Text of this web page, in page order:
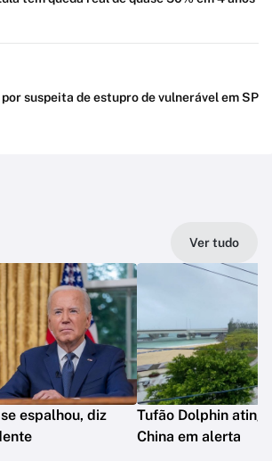
suspeita de estupro de vulnerável em SP
Ver tudo
espalhou, diz
Tufão Dolphin
China em alerta